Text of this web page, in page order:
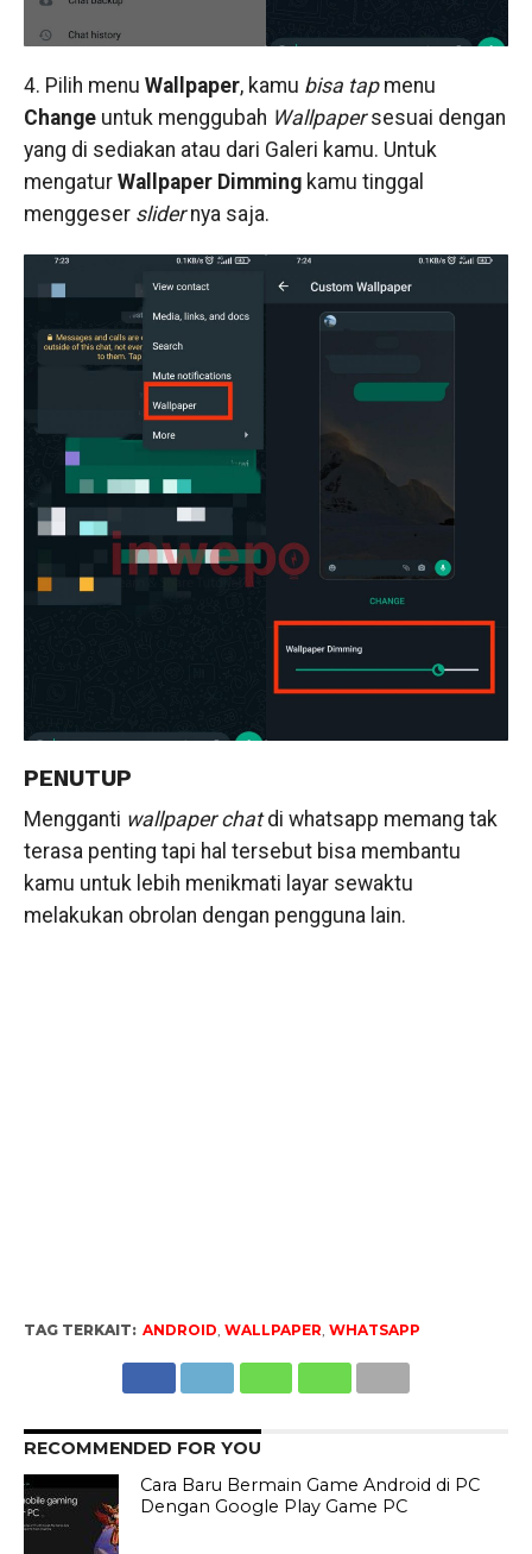
4. Pilih menu Wallpaper, kamu bisa tapmenu
Changeuntuk menggubah Wallpapersesuai dengan
yang di sediakan atau dari Galeri kamu. Untuk
mengatur Wallpaper Dimmingkamu tinggal
menggeser slidernya saja.
PENUTUP
Mengganti wallpaper chatdi whatsapp memang tak
terasa penting tapi hal tersebut bisa membantu
kamu untuk lebih menikmati layar sewaktu
melakukan obrolan dengan pengguna lain.
TAG TERKAIT: ANDROID, WALLPAPER, WHATSAPP
RECOMMENDED FOR YOU
Cara Baru Bermain Game Android di PC
Dengan Google Play Game PC